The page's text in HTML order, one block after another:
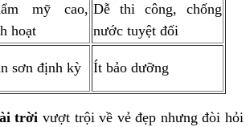
mỹ cao,
hoạt
Dễ thi công, chống
nước tuyệt đối
sơn định kỳ Ít bảo dưỡng
trời vượt trội về vẻ đẹp nhưng đòi hỏi